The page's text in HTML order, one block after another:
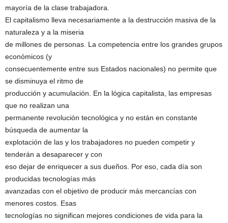
mayoría de la clase trabajadora.
El capitalismo lleva necesariamente a la destrucción masiva de la
naturaleza y a la miseria
de millones de personas. La competencia entre los grandes grupos
económicos (y
consecuentemente entre sus Estados nacionales) no permite que
se disminuya el ritmo de
producción y acumulación. En la lógica capitalista, las empresas
que no realizan una
permanente revolución tecnológica y no están en constante
búsqueda de aumentar la
explotación de las y los trabajadores no pueden competir y
tenderán a desaparecer y con
eso dejar de enriquecer a sus dueños. Por eso, cada día son
producidas tecnologías más
avanzadas con el objetivo de producir más mercancías con
menores costos. Esas
tecnologías no significan mejores condiciones de vida para la